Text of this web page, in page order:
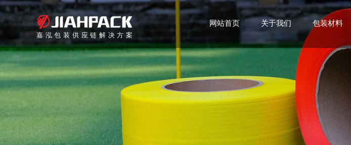
嘉泓包装供应链解决方案
网站首页 关于我们 包装材料